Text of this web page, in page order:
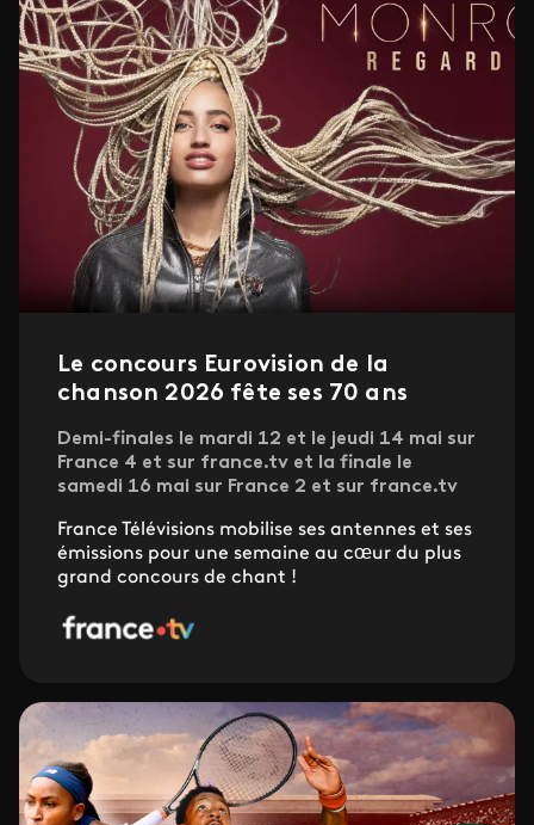
Le concours Eurovision de la
chanson 2026 fête ses 70 ans
Demi-finales le mardi 12 et le jeudi 14 mai sur
France 4 et sur france.tv et la finale le
samedi 16 mai sur France 2 et sur france.tv
France Télévisions mobilise ses antennes et ses
émissions pour une semaine au cœur du plus
grand concours de chant !